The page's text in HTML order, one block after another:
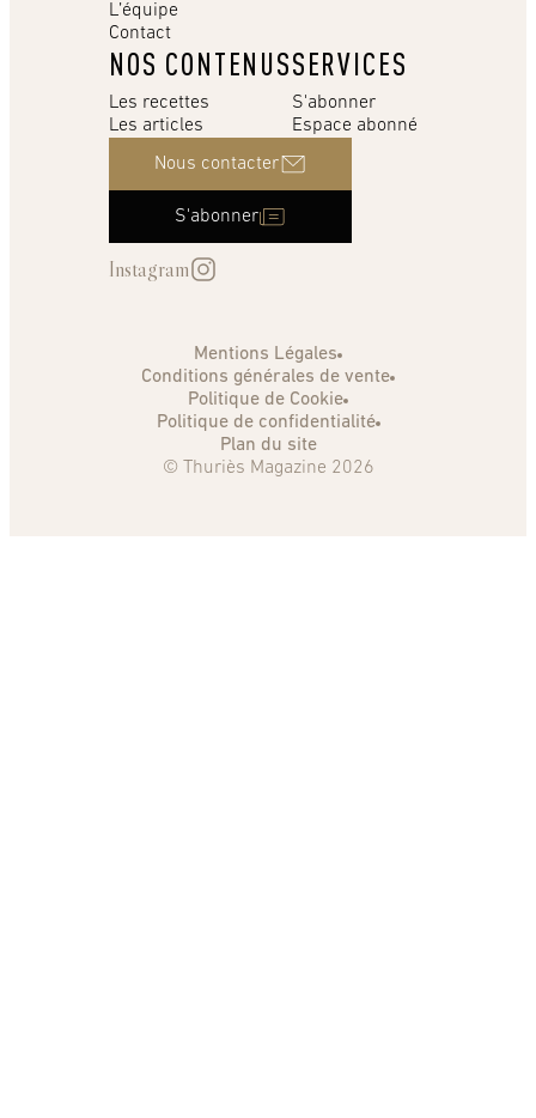
L’équipe
Contact
NOS CONTENUS
Les recettes
Les articles
SERVICES
S'abonner
Espace abonné
Nous contacter
S'abonner
Instagram
Mentions Légales
Conditions générales de vente
Politique de Cookie
Politique de confidentialité
Plan du site
© Thuriès Magazine 2026